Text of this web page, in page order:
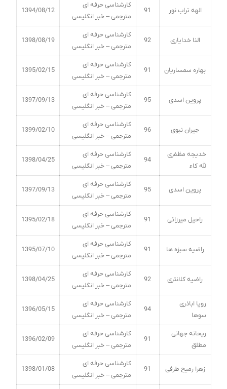
الهه تراب نور 91
کارشناسی حرفه ای
مترجمی – خبر انگلیسی
1394/08/12
النا خدایاری 92
کارشناسی حرفه ای
مترجمی – خبر انگلیسی
1398/08/19
بهاره سمساریان 91
کارشناسی حرفه ای
مترجمی – خبر انگلیسی
1395/02/15
پروین اسدی 95
کارشناسی حرفه ای
مترجمی – خبر انگلیسی
1397/09/13
جیران نبوی 96
کارشناسی حرفه ای
مترجمی – خبر انگلیسی
1399/02/10
خدیجه مظفری
لله کاء
94
کارشناسی حرفه ای
مترجمی – خبر انگلیسی
1398/04/25
پروین اسدی 95
کارشناسی حرفه ای
مترجمی – خبر انگلیسی
1397/09/13
راحیل میرزائی 91
کارشناسی حرفه ای
مترجمی – خبر انگلیسی
1395/02/18
راضیه سبزه ها 91
کارشناسی حرفه ای
مترجمی – خبر انگلیسی
1395/07/10
راضیه کلانتری 92
کارشناسی حرفه ای
مترجمی – خبر انگلیسی
1398/04/25
رویا اباذری
سوها
94
کارشناسی حرفه ای
مترجمی – خبر انگلیسی
1396/05/15
ریحانه جهانی
مطلق
91
کارشناسی حرفه ای
مترجمی – خبر انگلیسی
1396/02/09
زهرا رمیح طرفی 91
کارشناسی حرفه ای
مترجمی – خبر انگلیسی
1398/01/08